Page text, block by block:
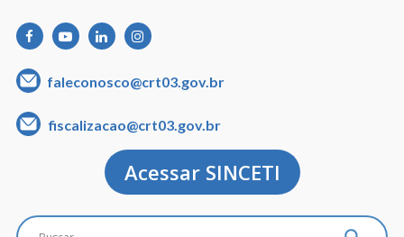
faleconosco@crt03.gov.br
fiscalizacao@crt03.gov.br
Acessar SINCETI